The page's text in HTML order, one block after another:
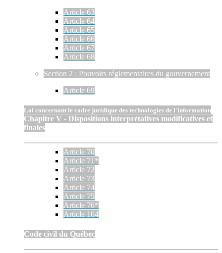
Article 63
Article 64
Article 65
Article 66
Article 67
Article 68
Section 2 : Pouvoirs réglementaires du gouvernement
Article 69
Loi concernant le cadre juridique des technologies de l'information
Chapitre V - Dispositions interprétatives modificatives et
finales
Article 70
Article 71*
Article 72
Article 73
Article 74
Article 75
Article 76*
Article 104
Code civil du Québec